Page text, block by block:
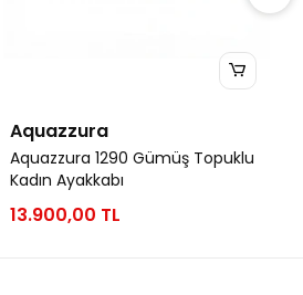
Aquazzura
Aquazzura 1290 Gümüş Topuklu
Kadın Ayakkabı
13.900,00 TL